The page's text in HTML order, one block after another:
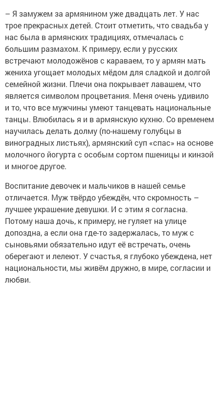
– Я замужем за армянином уже двадцать лет. У нас
трое прекрасных детей. Стоит отметить, что свадьба у
нас была в армянских традициях, отмечалась с
большим размахом. К примеру, если у русских
встречают молодожёнов с караваем, то у армян мать
жениха угощает молодых мёдом для сладкой и долгой
семейной жизни. Плечи она покрывает лавашем, что
является символом процветания. Меня очень удивило
и то, что все мужчины умеют танцевать национальные
танцы. Влюбилась я и в армянскую кухню. Со временем
научилась делать долму (по-нашему голубцы в
виноградных листьях), армянский суп «спас» на основе
молочного йогурта с особым сортом пшеницы и кинзой
и многое другое.
Воспитание девочек и мальчиков в нашей семье
отличается. Муж твёрдо убеждён, что скромность –
лучшее украшение девушки. И с этим я согласна.
Потому наша дочь, к примеру, не гуляет на улице
допоздна, а если она где-то задержалась, то муж с
сыновьями обязательно идут её встречать, очень
оберегают и лелеют. У счастья, я глубоко убеждена, нет
национальности, мы живём дружно, в мире, согласии и
любви.